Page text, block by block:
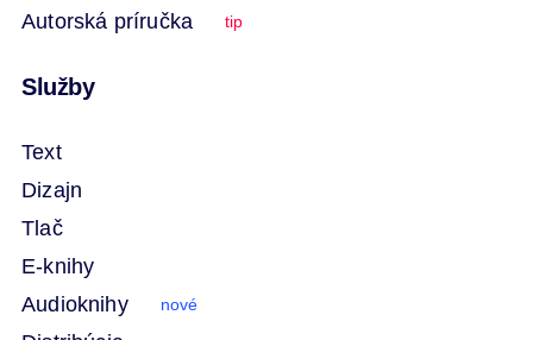
Autorská príručka
tip
Služby
Text
Dizajn
Tlač
E-knihy
Audioknihy
nové